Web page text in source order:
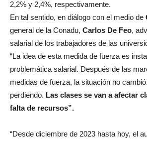
2,2% y 2,4%, respectivamente.
En tal sentido, en diálogo con el medio de
general de la Conadu, Carlos De Feo,
salarial de los trabajadores de las
“La idea de esta medida de fuerza es
problemática salarial. Después de las
medidas de fuerza, la situación no
perdiendo. Las clases se van a afectar
falta de recursos”.
“Desde diciembre de 2023 hasta hoy, el